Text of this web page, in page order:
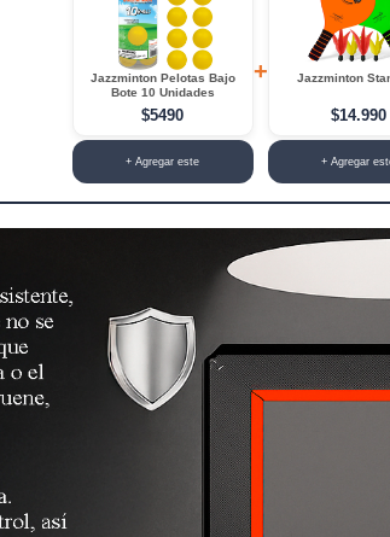
Jazzminton Pelotas Bajo
Bote 10 Unidades
$5490
+ Agregar este
+ Jazzminton
$14.990
+ Agregar